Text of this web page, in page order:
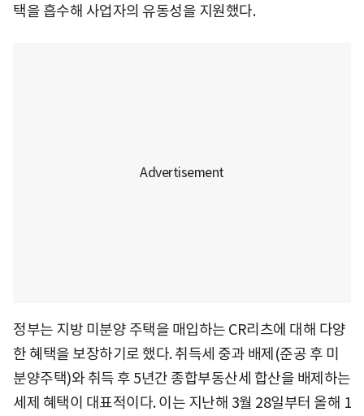
택을 흡수해 사업자의 유동성을 지원했다.
정부는 지방 미분양 주택을 매입하는 CR리츠에 대해 다양
한 혜택을 보장하기로 했다. 취득세 중과 배제(준공 후 미
분양주택)와 취득 후 5년간 종합부동산세 합산을 배제하는
세제 혜택이 대표적이다. 이는 지난해 3월 28일부터 올해 1